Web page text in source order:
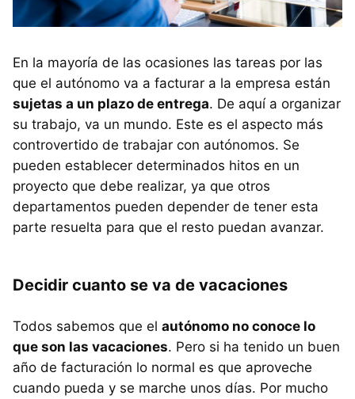
En la mayoría de las ocasiones las tareas por las
que el autónomo va a facturar a la empresa están
sujetas a un plazo de entrega. De aquí a organizar
su trabajo, va un mundo. Este es el aspecto más
controvertido de trabajar con autónomos. Se
pueden establecer determinados hitos en un
proyecto que debe realizar, ya que otros
departamentos pueden depender de tener esta
parte resuelta para que el resto puedan avanzar.
Decidir cuanto se va de vacaciones
Todos sabemos que el autónomo no conoce lo
que son las vacaciones. Pero si ha tenido un buen
año de facturación lo normal es que aproveche
cuando pueda y se marche unos días. Por mucho